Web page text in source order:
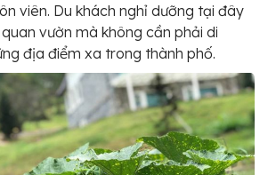
viên. Du khách nghỉ dưỡng tại đây
vườn mà không cần phải di
địa điểm xa trong thành phố.